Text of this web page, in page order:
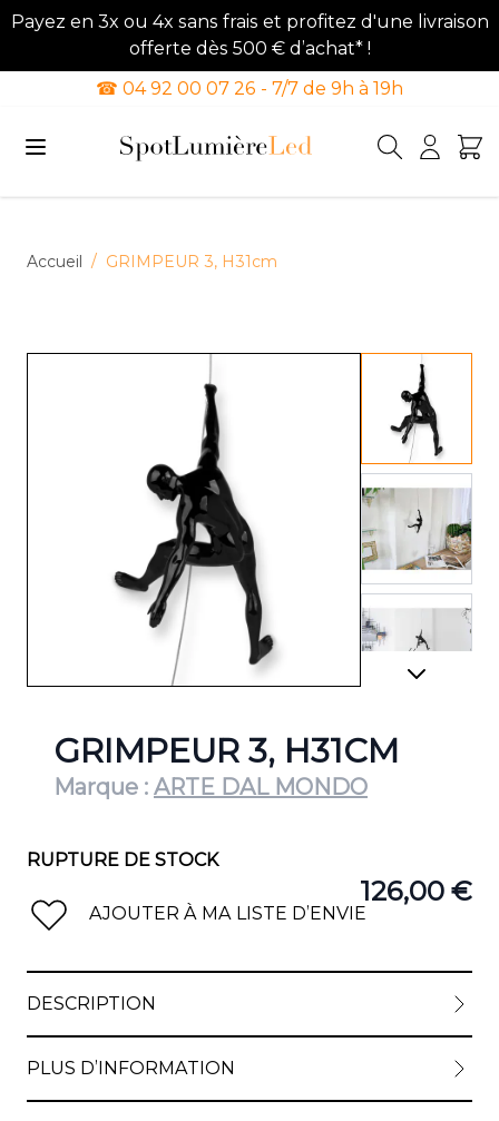
Payez en 3x ou 4x sans frais et profitez d'une livraison
offerte dès 500 € d’achat* !
☎ 04 92 00 07 26 - 7/7 de 9h à 19h
Accueil / GRIMPEUR 3, H31cm
View
View
View
View
GRIMPEUR 3, H31CM
Marque : ARTE DAL MONDO
126,00 €
RUPTURE DE STOCK
AJOUTER À MA LISTE D’ENVIE
DESCRIPTION
PLUS D’INFORMATION